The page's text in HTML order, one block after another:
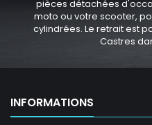
pièces détachées
moto ou votre scooter,
cylindrées. Le retrait est
Castres
INFORMATIONS